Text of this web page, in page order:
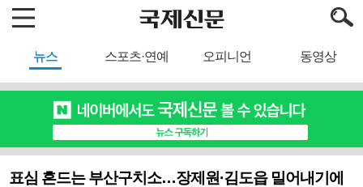
뉴스 스포츠·연예 오피니언 동영상
표심 흔드는 부산구치소…장제원·김도읍 밀어내기에